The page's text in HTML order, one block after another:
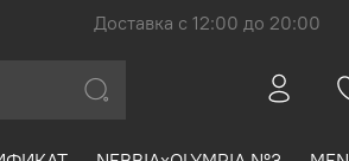
Доставка с 12:00 до 20:00